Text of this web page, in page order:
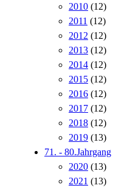
2010 (12)
2011 (12)
2012 (12)
2013 (12)
2014 (12)
2015 (12)
2016 (12)
2017 (12)
2018 (12)
2019 (13)
71. - 80.Jahrgang
2020 (13)
2021 (13)